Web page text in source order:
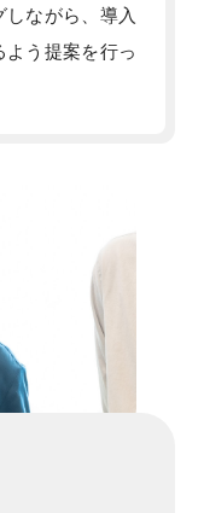
ながら、導入
う提案を行っ